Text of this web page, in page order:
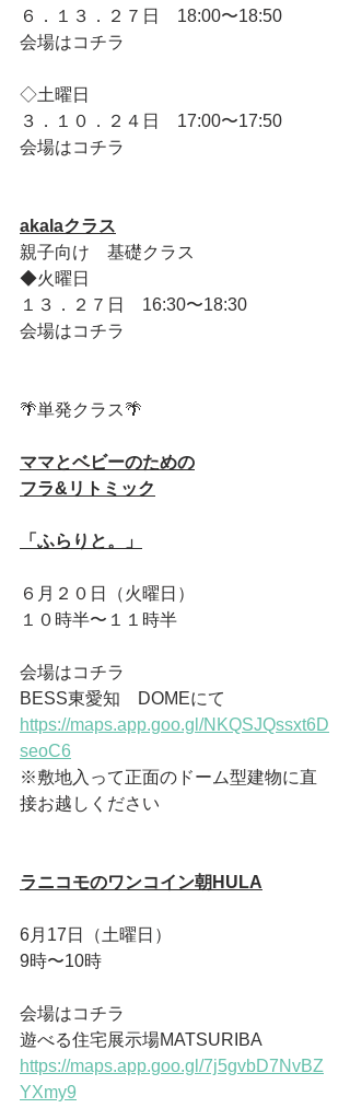
６．１３．２７日　18:00〜18:50
会場はコチラ
◇土曜日
３．１０．２４日　17:00〜17:50
会場はコチラ
akalaクラス
親子向け　基礎クラス
◆火曜日
１３．２７日　16:30〜18:30
会場はコチラ
🌴単発クラス🌴
ママとベビーのための
フラ&リトミック
「ふらりと。」
６月２０日（火曜日）
１０時半〜１１時半
会場はコチラ
BESS東愛知　DOMEにて
https://maps.app.goo.gl/NKQSJQssxt6D
seoC6
※敷地入って正面のドーム型建物に直
接お越しください
ラニコモのワンコイン朝HULA
6月17日（土曜日）
9時〜10時
会場はコチラ
遊べる住宅展示場MATSURIBA
https://maps.app.goo.gl/7j5gvbD7NvBZ
YXmy9